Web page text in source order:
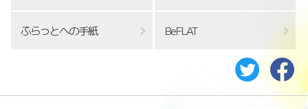
ふらっとへの手紙 BeFLAT